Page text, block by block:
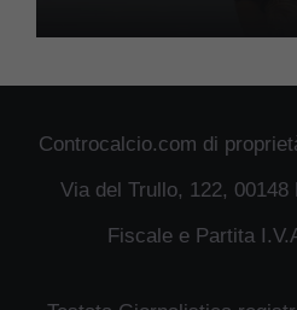
Controcalcio.com di
Via del Trullo, 122,
Fiscale e Partita